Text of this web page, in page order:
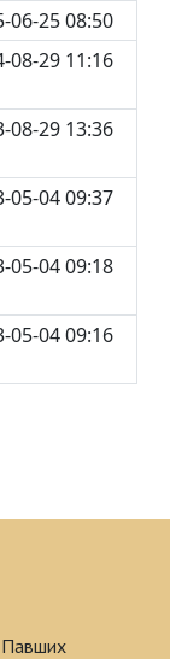
06-25 08:50
08-29 11:16
08-29 13:36
05-04 09:37
05-04 09:18
05-04 09:16
Павших